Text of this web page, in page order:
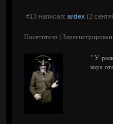
#13 написал: ardex (2
Посетители |
" У
кора